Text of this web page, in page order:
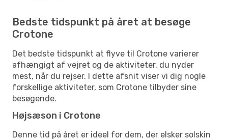
Bedste tidspunkt på året at besøge
Crotone
Det bedste tidspunkt at flyve til Crotone varierer
afhængigt af vejret og de aktiviteter, du nyder
mest, når du rejser. I dette afsnit viser vi dig nogle
forskellige aktiviteter, som Crotone tilbyder sine
besøgende.
Højsæson i Crotone
Denne tid på året er ideel for dem, der elsker solskin